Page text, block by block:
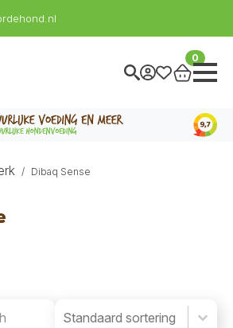
0
Dibaq Sense
Product Order
Product Order